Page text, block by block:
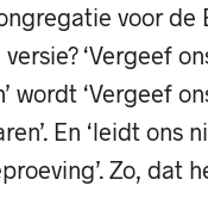
voor de
‘Vergeef
wordt ‘Vergeef
En ‘leidt ons
Zo, dat